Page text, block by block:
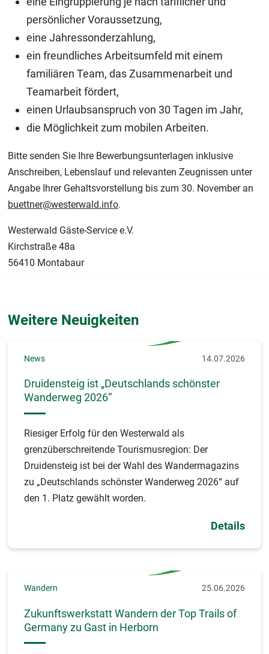
persönlicher Voraussetzung,
eine Jahressonderzahlung,
ein freundliches Arbeitsumfeld mit einem
familiären Team, das Zusammenarbeit und
Teamarbeit fördert,
einen Urlaubsanspruch von 30 Tagen im Jahr,
die Möglichkeit zum mobilen Arbeiten.
Bitte senden Sie Ihre Bewerbungsunterlagen inklusive
Anschreiben, Lebenslauf und relevanten Zeugnissen unter
Angabe Ihrer Gehaltsvorstellung bis zum 30. November an
buettner@westerwald.info.
Westerwald Gäste-Service e.V.
Kirchstraße 48a
56410 Montabaur
Weitere Neuigkeiten
News 14.07.2026
Druidensteig ist „Deutschlands schönster
Wanderweg 2026“
Riesiger Erfolg für den Westerwald als
grenzüberschreitende Tourismusregion: Der
Druidensteig ist bei der Wahl des Wandermagazins
zu „Deutschlands schönster Wanderweg 2026“ auf
den 1. Platz gewählt worden.
Details
Wandern 25.06.2026
Zukunftswerkstatt Wandern der Top Trails of
Germany zu Gast in Herborn